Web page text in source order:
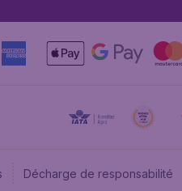
Décharge de responsabilité